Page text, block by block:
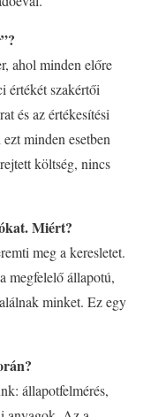
ahol minden előre
értékét szakértői
és az értékesítési
minden esetben
költség, nincs
Miért?
meg a keresletet.
megfelelő állapotú,
minket. Ez egy
állapotfelmérés,